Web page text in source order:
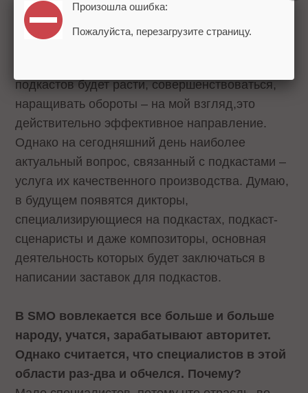
us>:)='font-family:wingdings'>
подкастов будет расти, совершенствоваться,
наращивать обороты – на мой взгляд,это
действительно эффективное направление.
Однако на сегодняшний день наиболее
актуальный вопрос, связанный с подкастами –
услуга их качественного производства. Думаю,
в будущем появятся дикторы,
специализирующиеся на подкастах, подкаст-
сценаристы и даже композиторы, основная
деятельность которых будет заключаться в
написании заставок для подкастов.
В SMO вовлекается все больше и больше
народу, учатся, зарабатывают авторитет.
Однако считается, что специалистов в этой
области раз-два и обчелся. Почему?
Произошла ошибка:
Пожалуйста, перезагрузите страницу.